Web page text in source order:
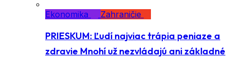
Ekonomika
Zahraničie
PRIESKUM: Ľudí najviac trápia peniaze a
zdravie Mnohí už nezvládajú ani základné